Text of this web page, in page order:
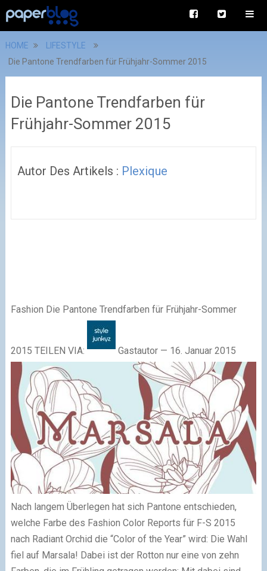
HOME
LIFESTYLE
Die Pantone Trendfarben für Frühjahr-Sommer 2015
Die Pantone Trendfarben für
Frühjahr-Sommer 2015
Autor Des Artikels : Plexique
Fashion Die Pantone Trendfarben für Frühjahr-Sommer
2015 TEILEN VIA: Gastautor — 16. Januar 2015
Nach langem Überlegen hat sich Pantone entschieden,
welche Farbe des Fashion Color Reports für F-S 2015
nach Radiant Orchid die “Color of the Year” wird: Die Wahl
fiel auf Marsala! Dabei ist der Rotton nur eine von zehn